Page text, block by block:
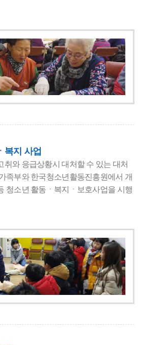
복지 사업
취와 응급상황시 대처할 수 있는 대처
족부와 한국청소년활동진흥원에서 개
청소년 활동ㆍ복지ㆍ보호사업을 시행